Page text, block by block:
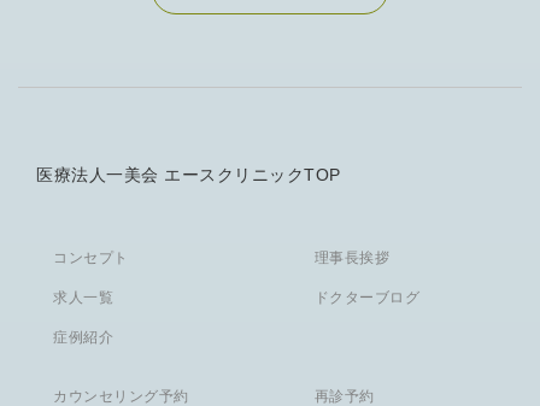
医療法人一美会 エースクリニックTOP
コンセプト 理事長挨拶
求人一覧 ドクターブログ
症例紹介
カウンセリング予約 再診予約